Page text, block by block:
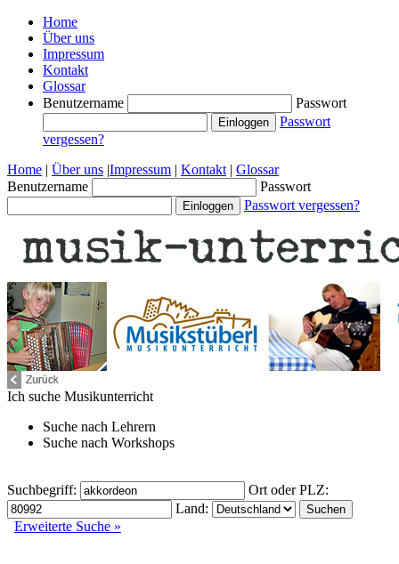
Home
Über uns
Impressum
Kontakt
Glossar
Benutzername
Passwort
Passwort
vergessen?
Home | Über uns |Impressum | Kontakt | Glossar
Benutzername
Passwort
Passwort vergessen?
Ich suche Musikunterricht
Suche nach Lehrern
Suche nach Workshops
Suchbegriff:
Ort oder PLZ:
Land:
Erweiterte Suche »